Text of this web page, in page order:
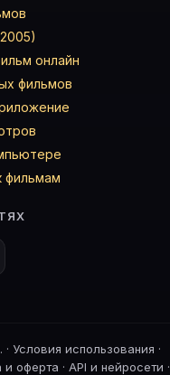
онлайн
фильмов
фильмам
Условия использования ·
и оферта · API и нейросети ·